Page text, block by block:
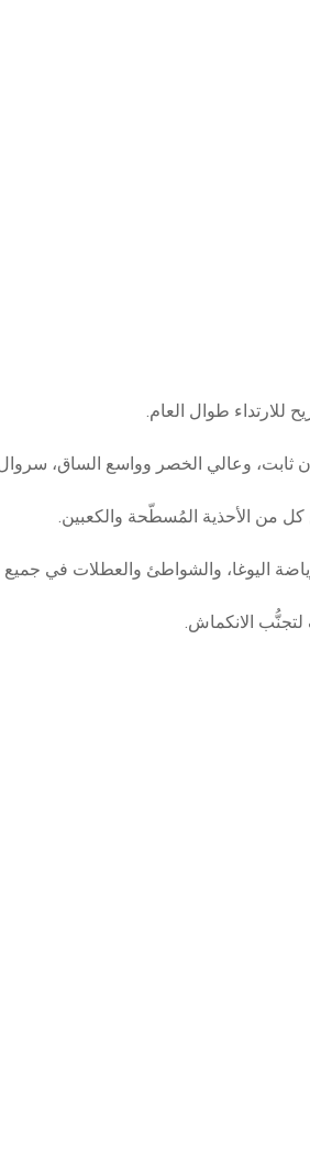
ثابت، وعالي الخصر وواسع الساق،
من الأحذية المُسطّحة والكعبين.
اليوغا، والشواطئ والعطلات في
لتجنُّب الانكماش.